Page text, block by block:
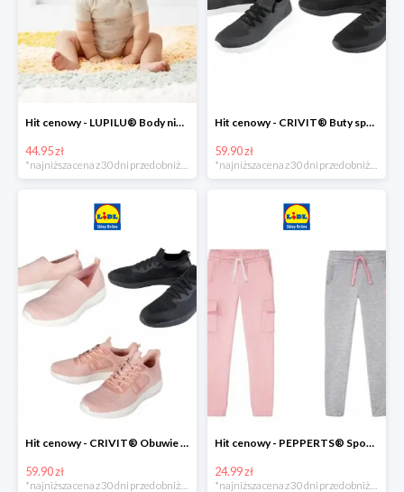
Hit cenowy - LUPILU® Body niemowlęce z biobawełny, z krótkim rękawem, 5 sztuk
44.95 zł
*najniższa cena z 30 dni przed obniżką
Hit cenowy - CRIVIT® Buty sportowe chłopięce WellWalk, 1 para
59.90 zł
*najniższa cena z 30 dni przed obniżką
Hit cenowy - CRIVIT® Obuwie dziewczęce sportowe i na co dzień, 1 para
59.90 zł
Hit cenowy - PEPPERTS® Spodnie dresowe dziewczęce, 1 para
24.99 zł